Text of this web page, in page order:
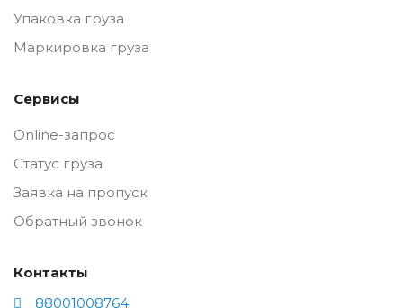
Упаковка груза
Маркировка груза
Сервисы
Online-запрос
Статус груза
Заявка на пропуск
Обратный звонок
Контакты
88001008764